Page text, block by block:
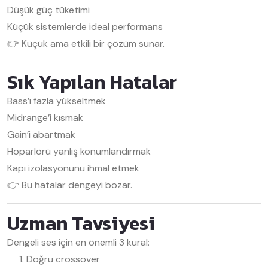
Düşük güç tüketimi
Küçük sistemlerde ideal performans
👉 Küçük ama etkili bir çözüm sunar.
Sık Yapılan Hatalar
Bass’ı fazla yükseltmek
Midrange’i kısmak
Gain’i abartmak
Hoparlörü yanlış konumlandırmak
Kapı izolasyonunu ihmal etmek
👉 Bu hatalar dengeyi bozar.
Uzman Tavsiyesi
Dengeli ses için en önemli 3 kural:
Doğru crossover